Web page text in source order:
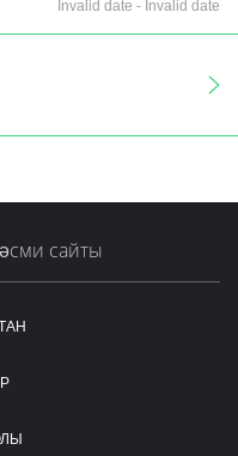
Invalid date - Invalid date
сайты